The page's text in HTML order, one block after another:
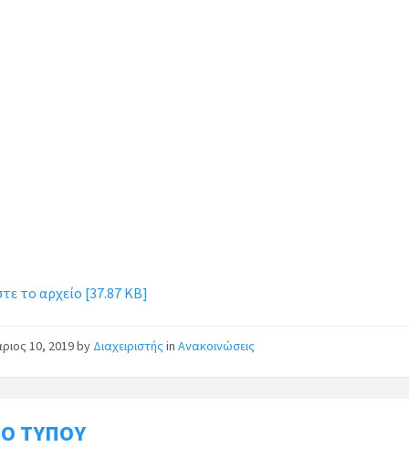
το αρχείο [37.87 KB]
10, 2019by Διαχειριστής inΑνακοινώσεις
ΤΥΠΟΥ